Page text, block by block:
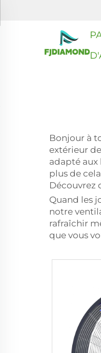
Bonjour à
extérieur
adapté aux
plus de
Découvrez
Quand les
notre
rafraîchir
que vous